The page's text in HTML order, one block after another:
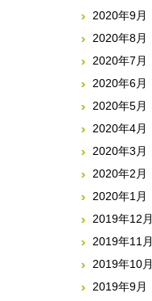
2020年9月
2020年8月
2020年7月
2020年6月
2020年5月
2020年4月
2020年3月
2020年2月
2020年1月
2019年12月
2019年11月
2019年10月
2019年9月